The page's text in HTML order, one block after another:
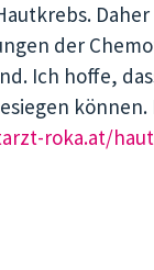
der
Ich hoffe,
können.
roka.at/